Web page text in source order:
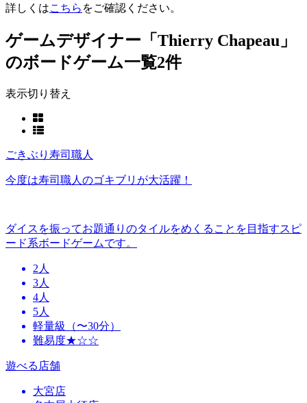
詳しくはこちら をご確認ください。
ゲームデザイナー「Thierry Chapeau」
のボードゲーム一覧2件
表示切り替え
ごきぶり寿司職人
今度は寿司職人のゴキブリが大活躍！
ダイスを振ってお題通りのタイルをめくることを目指すスピ
ード系ボードゲームです。
2人
3人
4人
5人
軽量級（〜30分）
難易度★☆☆
遊べる店舗
大宮店